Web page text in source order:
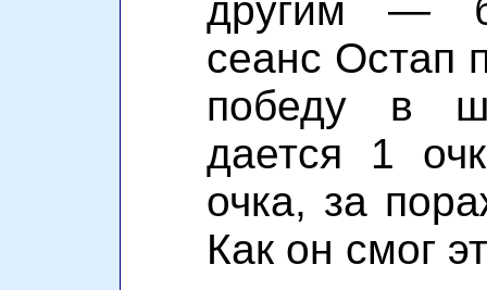
другим —
сеанс Остап
победу в
дается 1
очка, за
Как он смог